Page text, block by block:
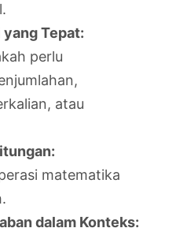
Tepat:
perlu
atau
matematika
dalam Konteks: